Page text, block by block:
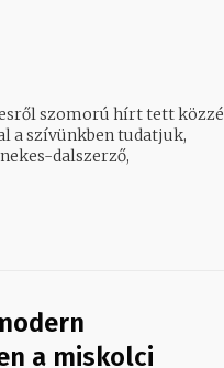
szomorú hírt tett közzé
dalszerző,
a miskolci